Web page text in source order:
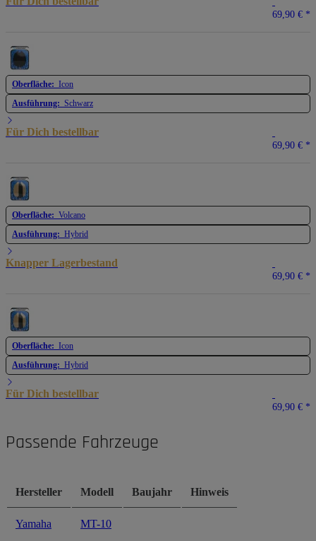
69,90 € *
Oberfläche: Icon
Ausführung: Schwarz
Für Dich bestellbar
69,90 € *
Oberfläche: Volcano
Ausführung: Hybrid
Knapper Lagerbestand
69,90 € *
Oberfläche: Icon
Ausführung: Hybrid
Für Dich bestellbar
69,90 € *
Passende Fahrzeuge
Hersteller Modell Baujahr Hinweis
Yamaha MT-10